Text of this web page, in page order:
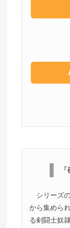
シリーズ
から集めら
る剣闘士奴